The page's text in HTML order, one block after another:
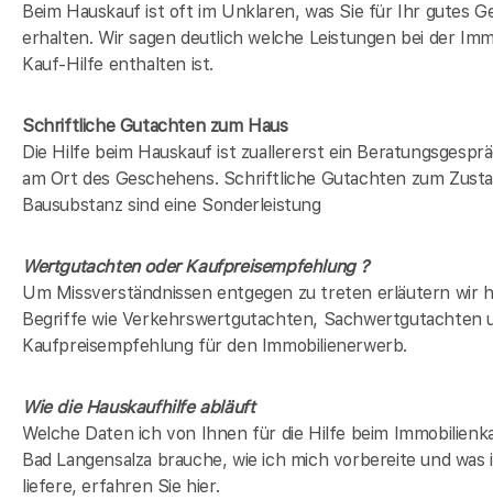
Beim Hauskauf ist oft im Unklaren, was Sie für Ihr gutes
erhalten. Wir sagen deutlich welche Leistungen bei der
Kauf-Hilfe enthalten ist.
Schriftliche Gutachten zum Haus
Die Hilfe beim Hauskauf ist zuallererst ein
am Ort des Geschehens. Schriftliche Gutachten zum
Bausubstanz sind eine Sonderleistung
Wertgutachten oder Kaufpreisempfehlung ?
Um Missverständnissen entgegen zu treten erläutern wir
Begriffe wie Verkehrswertgutachten, Sachwertgutachten
Kaufpreisempfehlung für den Immobilienerwerb.
Wie die Hauskaufhilfe abläuft
Welche Daten ich von Ihnen für die Hilfe beim
Bad Langensalza brauche, wie ich mich vorbereite und was
liefere, erfahren Sie hier.